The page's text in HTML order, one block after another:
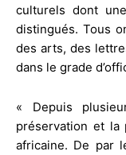
culturels dont
distingués. Tous
des arts, des
dans le grade
« Depuis
préservation et la
africaine. De par